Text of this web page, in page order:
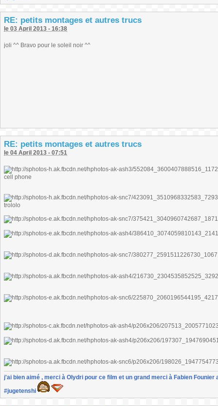
RE: petits montages et autres trucs
le 03 April 2013 - 16:38
joli ^^ Bravo pour le soleil noir ^^
RE: petits montages et autres trucs
le 04 April 2013 - 07:51
cell phone
trololo
j'ai bien aimé , merci à Olydri pour ce film et un grand merci à Fabien
#jugetenshi